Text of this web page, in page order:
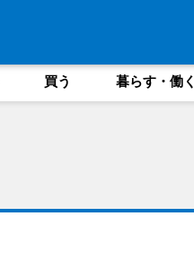
買う 暮らす・働く